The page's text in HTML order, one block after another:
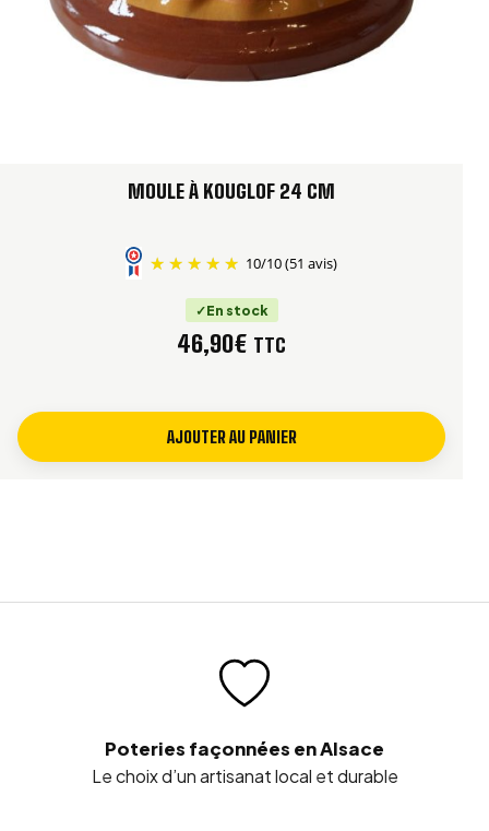
MOULE À KOUGLOF 24 CM
10/10(51 avis)
En stock
46,90€ TTC
AJOUTER AU PANIER
Poteries façonnées en Alsace
Le choix d’un artisanat local et durable